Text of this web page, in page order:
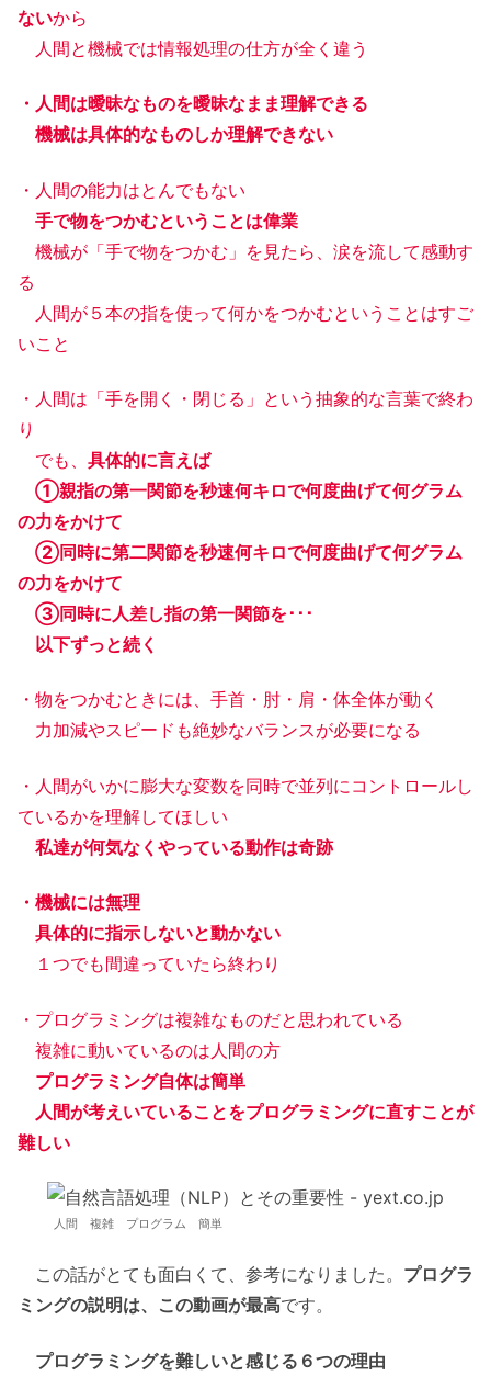
ないから
人間と機械では情報処理の仕方が全く違う
・人間は曖昧なものを曖昧なまま理解できる
機械は具体的なものしか理解できない
・人間の能力はとんでもない
手で物をつかむということは偉業
機械が「手で物をつかむ」を見たら、涙を流して感動す
る
人間が５本の指を使って何かをつかむということはすご
いこと
・人間は「手を開く・閉じる」という抽象的な言葉で終わ
り
でも、 具体的に言えば
①親指の第一関節を秒速何キロで何度曲げて何グラム
の力をかけて
②同時に第二関節を秒速何キロで何度曲げて何グラム
の力をかけて
③同時に人差し指の第一関節を･･･
以下ずっと続く
・物をつかむときには、手首・肘・肩・体全体が動く
力加減やスピードも絶妙なバランスが必要になる
・人間がいかに膨大な変数を同時で並列にコントロールし
ているかを理解してほしい
私達が何気なくやっている動作は奇跡
・機械には無理
具体的に指示しないと動かない
１つでも間違っていたら終わり
・プログラミングは複雑なものだと思われている
複雑に動いているのは人間の方
プログラミング自体は簡単
人間が考えいていることをプログラミングに直すことが
難しい
人間 複雑 プログラム 簡単
この話がとても面白くて、参考になりました。 プログラ
ミングの説明は、この動画が最高です。
プログラミングを難しいと感じる６つの理由